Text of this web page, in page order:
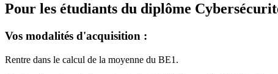
Pour les étudiants du diplôme
Vos modalités d'acquisition :
Rentre dans le calcul de la moyenne du BE1.